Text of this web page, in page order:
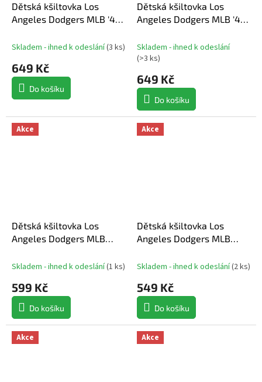
Dětská kšiltovka Los
Angeles Dodgers MLB '47
Skladem - ihned k odeslání(3 ks)
649 Kč
Do košíku
Dětská kšiltovka Los
Angeles Dodgers MLB '47
Skladem - ihned k odeslání
(>3 ks)
649 Kč
Do košíku
Akce
Dětská kšiltovka Los
Angeles Dodgers MLB
Skladem - ihned k odeslání(1 ks)
599 Kč
Do košíku
Akce
Dětská kšiltovka Los
Angeles Dodgers MLB
Skladem - ihned k odeslání(2 ks)
549 Kč
Do košíku
Akce Akce